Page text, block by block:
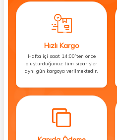
Hızlı Kargo
Hafta içi saat 14:00’ten önce
oluşturduğunuz tüm siparişler
aynı gün kargoya verilmektedir.